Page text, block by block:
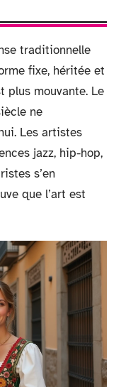
traditionnelle
fixe, héritée et
plus mouvante. Le
ne
Les artistes
jazz, hip-hop,
s’en
que l’art est